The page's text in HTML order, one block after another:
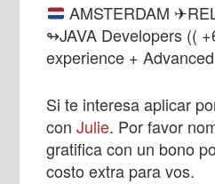
AMSTERDAM
↬JAVA Developers ((
experience +
Si te interesa aplicar
conJulie. Por favor
gratifica con un bono
costo extra para vos.